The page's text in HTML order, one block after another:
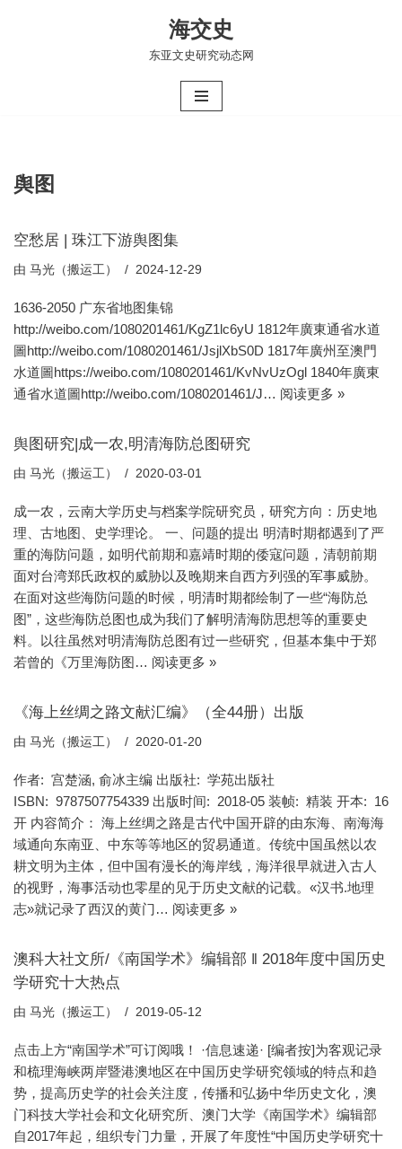
海交史
东亚文史研究动态网
舆图
空愁居 | 珠江下游舆图集
由 马光（搬运工） 2024-12-29
1636-2050 ​​广东省地图集锦
http://weibo.com/1080201461/KgZ1lc6yU 1812年廣東通省水道
圖http://weibo.com/1080201461/JsjlXbS0D 1817年廣州至澳門
水道圖https://weibo.com/1080201461/KvNvUzOgl 1840年廣東
通省水道圖http://weibo.com/1080201461/J… 阅读更多 »
舆图研究|成一农,明清海防总图研究
由 马光（搬运工） 2020-03-01
成一农，云南大学历史与档案学院研究员，研究方向：历史地
理、古地图、史学理论。 一、问题的提出 明清时期都遇到了严
重的海防问题，如明代前期和嘉靖时期的倭寇问题，清朝前期
面对台湾郑氏政权的威胁以及晚期来自西方列强的军事威胁。
在面对这些海防问题的时候，明清时期都绘制了一些“海防总
图”，这些海防总图也成为我们了解明清海防思想等的重要史
料。以往虽然对明清海防总图有过一些研究，但基本集中于郑
若曾的《万里海防图… 阅读更多 »
《海上丝绸之路文献汇编》（全44册）出版
由 马光（搬运工） 2020-01-20
作者: 宫楚涵, 俞冰主编 出版社: 学苑出版社
ISBN: 9787507754339 出版时间: 2018-05 装帧: 精装 开本: 16
开 内容简介： 海上丝绸之路是古代中国开辟的由东海、南海海
域通向东南亚、中东等等地区的贸易通道。传统中国虽然以农
耕文明为主体，但中国有漫长的海岸线，海洋很早就进入古人
的视野，海事活动也零星的见于历史文献的记载。«汉书.地理
志»就记录了西汉的黄门… 阅读更多 »
澳科大社文所/《南国学术》编辑部 ‖ 2018年度中国历史
学研究十大热点
由 马光（搬运工） 2019-05-12
点击上方“南国学术”可订阅哦！ ·信息速递· [编者按]为客观记录
和梳理海峡两岸暨港澳地区在中国历史学研究领域的特点和趋
势，提高历史学的社会关注度，传播和弘扬中华历史文化，澳
门科技大学社会和文化研究所、澳门大学《南国学术》编辑部
自2017年起，组织专门力量，开展了年度性“中国历史学研究十